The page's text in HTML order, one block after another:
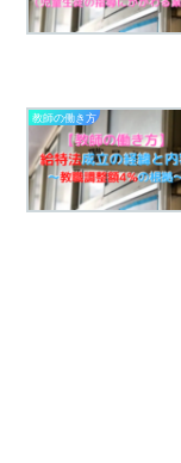
教師の働き方